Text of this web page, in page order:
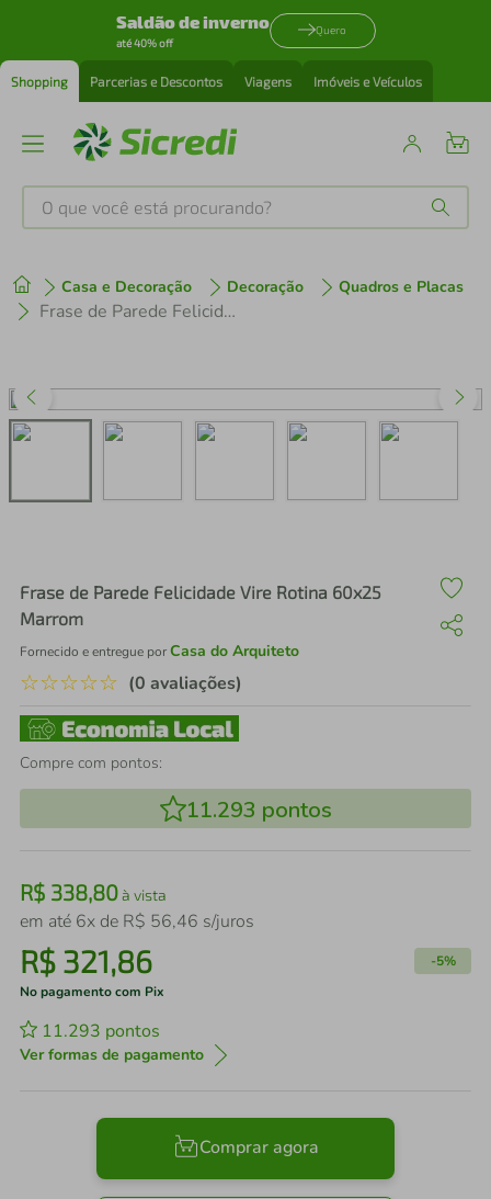
Saldão de inverno
até 40% off
Quero
Shopping Parcerias e Descontos Viagens Imóveis e Veículos
O que você está procurando?
Casa e Decoração Decoração Quadros e Placas
Frase de Parede Felicidade Vire Rotina 60x25 Marrom
Frase de Parede Felicidade Vire Rotina 60x25
Marrom
Fornecido e entregue porCasa do Arquiteto
☆☆☆☆☆ (0 avaliações)
Compre com pontos:
11.293 pontos
R$ 338,80à vista
em até 6x de R$ 56,46 s/juros
R$ 321,86 -5%
No pagamento com Pix
11.293 pontos
Ver formas de pagamento
Comprar agora
1º tenis
perfume